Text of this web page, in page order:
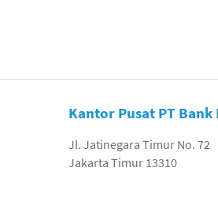
Kantor Pusat PT Bank
Jl. Jatinegara Timur No. 72
Jakarta Timur 13310